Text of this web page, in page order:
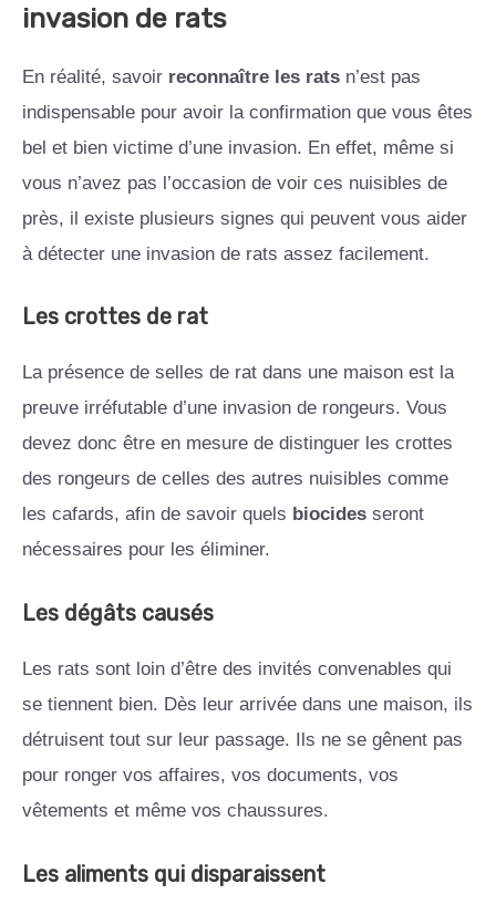
invasion de rats
En réalité, savoir reconnaître les rats n’est pas
indispensable pour avoir la confirmation que vous êtes
bel et bien victime d’une invasion. En effet, même si
vous n’avez pas l’occasion de voir ces nuisibles de
près, il existe plusieurs signes qui peuvent vous aider
à détecter une invasion de rats assez facilement.
Les crottes de rat
La présence de selles de rat dans une maison est la
preuve irréfutable d’une invasion de rongeurs. Vous
devez donc être en mesure de distinguer les crottes
des rongeurs de celles des autres nuisibles comme
les cafards, afin de savoir quels biocides seront
nécessaires pour les éliminer.
Les dégâts causés
Les rats sont loin d’être des invités convenables qui
se tiennent bien. Dès leur arrivée dans une maison, ils
détruisent tout sur leur passage. Ils ne se gênent pas
pour ronger vos affaires, vos documents, vos
vêtements et même vos chaussures.
Les aliments qui disparaissent